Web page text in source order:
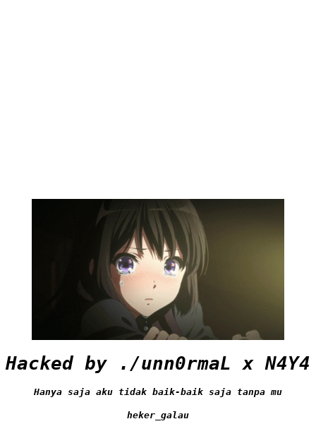
Hacked by ./unn0rmaL x N4Y4
Hanya saja aku tidak baik-baik saja tanpa mu
heker_galau